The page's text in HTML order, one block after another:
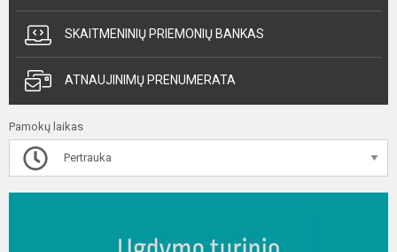
SKAITMENINIŲ PRIEMONIŲ BANKAS
ATNAUJINIMŲ PRENUMERATA
Pamokų laikas
Pertrauka